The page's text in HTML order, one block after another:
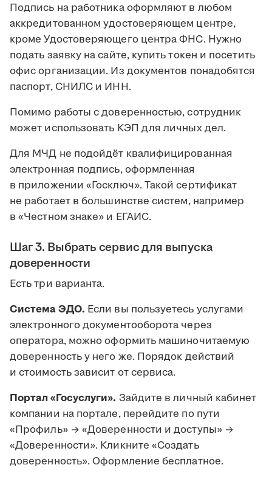
Подпись на работника оформляют в любом
аккредитованном удостоверяющем центре,
кроме Удостоверяющего центра ФНС. Нужно
подать заявку на сайте, купить токен и посетить
офис организации. Из документов понадобятся
паспорт, СНИЛС и ИНН.
Помимо работы с доверенностью, сотрудник
может использовать КЭП для личных дел.
Для МЧД не подойдёт квалифицированная
электронная подпись, оформленная
в приложении «Госключ». Такой сертификат
не работает в большинстве систем, например
в «Честном знаке» и ЕГАИС.
Шаг 3. Выбрать сервис для выпуска
доверенности
Есть три варианта.
Система ЭДО. Если вы пользуетесь услугами
электронного документооборота через
оператора, можно оформить машиночитаемую
доверенность у него же. Порядок действий
и стоимость зависит от сервиса.
Портал «Госуслуги». Зайдите в личный кабинет
компании на портале, перейдите по пути
«Профиль» → «Доверенности и доступы» →
«Доверенности». Кликните «Создать
доверенность». Оформление бесплатное.